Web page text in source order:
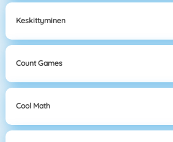
Keskittyminen
Count Games
Cool Math